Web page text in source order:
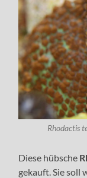
Rhodactis
Diese hübsche
gekauft. Sie soll